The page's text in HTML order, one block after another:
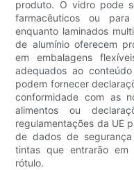
produto. O vidro pode
farmacêuticos ou
enquanto laminados
de alumínio oferecem
em embalagens
adequados ao
podem fornecer
conformidade com as
alimentos ou
regulamentações da UE
de dados de
tintas que entrarão
rótulo.